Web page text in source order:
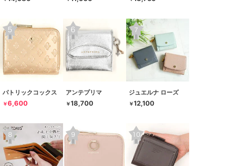
パトリックコックス
￥6,600
アンテプリマ
￥18,700
ジュエルナ ローズ
￥12,100